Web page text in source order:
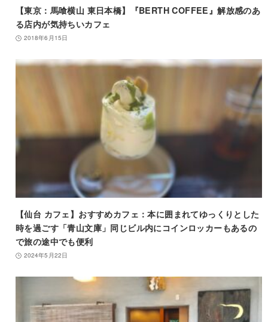
【東京：馬喰横山 東日本橋】『BERTH COFFEE』解放感のあ
る店内が気持ちいカフェ
2018年6月15日
【仙台 カフェ】おすすめカフェ：本に囲まれてゆっくりとした
時を過ごす「青山文庫」同じビル内にコインロッカーもあるの
で旅の途中でも便利
2024年5月22日